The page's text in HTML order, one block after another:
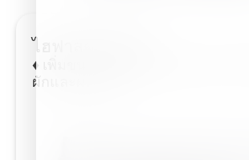
ไฮฟาสติม™ฟอซ
♦ เพิ่มขนาด สีและยืดอายุหลังการเก็
ผักและผลไม้ ♦